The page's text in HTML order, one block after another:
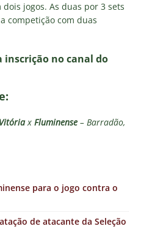
jogos. As duas por 3 sets
competição com duas
inscrição no canal do
Vitóriax Fluminense – Barradão,
para o jogo contra o
de atacante da Seleção